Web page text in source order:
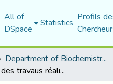
All of
DSpace Statistics Profils
Department of Biochemistry and Microbiology
Synthèse des travaus réalisés sur les abeilles sauvages (Hyménoptèra – Apoidea) dans l’Algérie (cas de Djelfa, M’sila et Tébessa)